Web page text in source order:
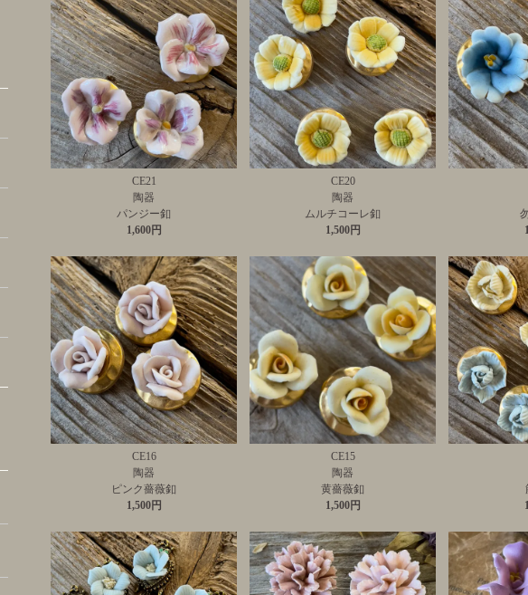
CE21
陶器
パンジー釦
1,600円
CE20
陶器
ムルチコーレ釦
1,500円
CE16
陶器
ピンク薔薇釦
1,500円
CE15
陶器
黄薔薇釦
1,500円